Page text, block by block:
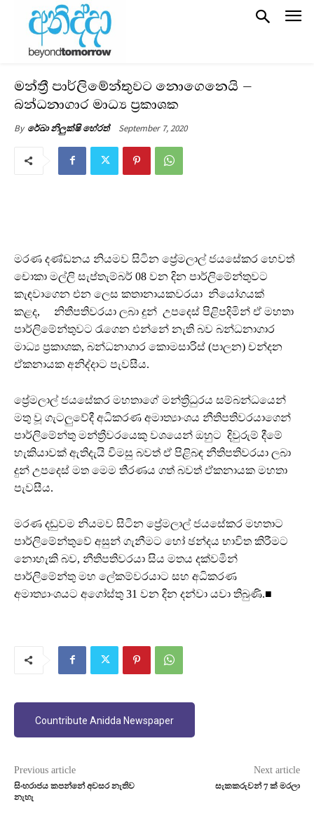
මන්ත්‍රී පාර්ලිමේන්තුවට නොගෙනෙයි –
බන්ධනාගාර මාධ්‍ය ප්‍රකාශක
By රේඛා නිලුක්ෂි හේරත් September 7, 2020
මරණ දණ්ඩනය නියමව සිටින ප්‍රේමලාල් ජයසේකර හෙවත්
චොකා මල්ලි සැප්තැම්බර් 08 වන දින පාර්ලිමේන්තුවට
කැඳවාගෙන එන ලෙස කතානායකවරයා නියෝගයක්
කළද, නිතීපතිවරයා ලබා දුන් උපදෙස් පිළිපදිමින් ඒ මහතා
පාර්ලිමේන්තුවට රැගෙන එන්නේ නැති බව බන්ධනාගාර
මාධ්‍ය ප්‍රකාශක, බන්ධනාගාර කොමසාරිස් (පාලන) චන්දන
ඒකනායක අනිද්දාට පැවසීය.
ප්‍රේමලාල් ජයසේකර මහතාගේ මන්ත්‍රිධුරය සම්බන්ධයෙන්
මතු වූ ගැටලුවේදී අධිකරණ අමාත්‍යාංශය නීතිපතිවරයාගෙන්
පාර්ලිමේන්තු මන්ත්‍රීවරයෙකු වශයෙන් ඔහුට දිවුරුම් දීමේ
හැකියාවක් ඇතිදැයි විමසු බවත් ඒ පිළිබඳ නීතිපතිවරයා ලබා
දුන් උපදෙස් මත මෙම තීරණය ගත් බවත් ඒකනායක මහතා
පැවසීය.
මරණ දඬුවම නියමව සිටින ප්‍රේමලාල් ජයසේකර මහතාට
පාර්ලිමේන්තුවේ අසුන් ගැනීමට හෝ ඡන්දය භාවිත කිරීමට
නොහැකි බව, නීතිපතිවරයා සිය මතය දක්වමින්
පාර්ලිමේන්තු මහ ලේකම්වරයාට සහ අධිකරණ
අමාත්‍යාංශයට අගෝස්තු 31 වන දින දන්වා යවා තිබුණි.■
Countribute Anidda Newspaper
Previous article
සිංහරාජය කපන්නේ අවසර නැතිව
නැහැ
Next article
සැකකරුවන් 7 ක් මරලා